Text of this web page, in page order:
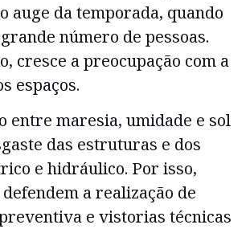
auge da temporada, quando
número de pessoas.
cresce a preocupação com a
espaços.
entre maresia, umidade e sol
das estruturas e dos
e hidráulico. Por isso,
a realização de
e vistorias técnicas